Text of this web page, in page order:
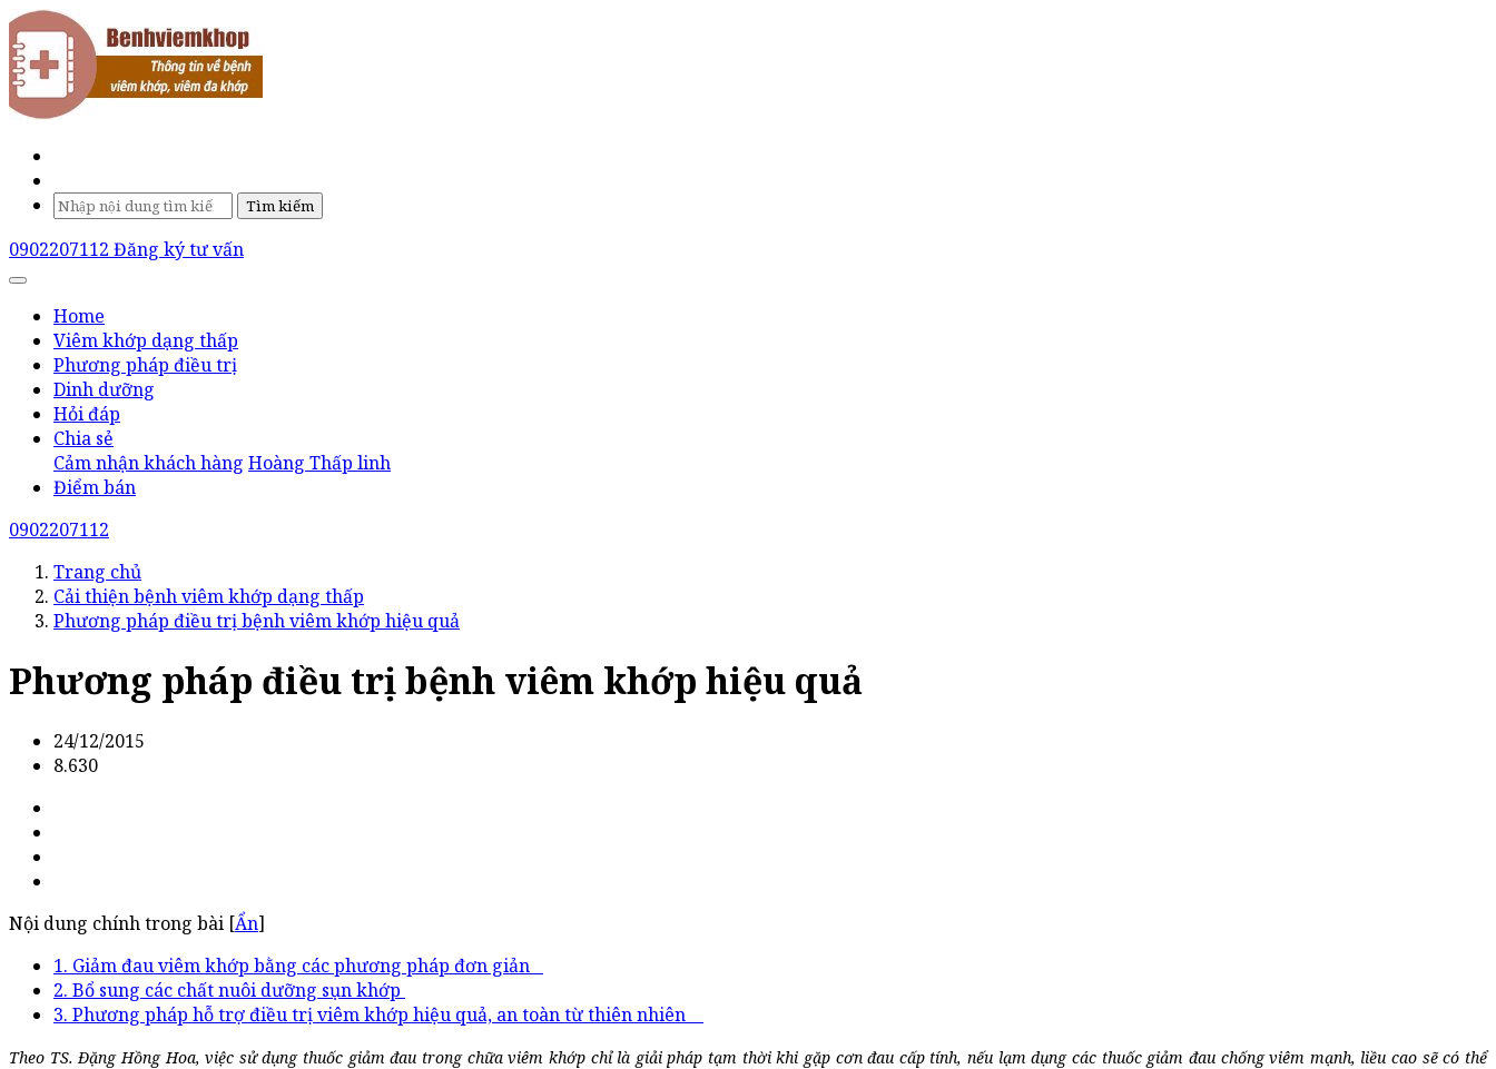
Tìm kiếm
0902207112 Đăng ký tư vấn
Home
Viêm khớp dạng thấp
Phương pháp điều trị
Dinh dưỡng
Hỏi đáp
Chia sẻ
Cảm nhận khách hàng Hoàng Thấp linh
Điểm bán
0902207112
Trang chủ
Cải thiện bệnh viêm khớp dạng thấp
Phương pháp điều trị bệnh viêm khớp hiệu quả
Phương pháp điều trị bệnh viêm khớp hiệu quả
24/12/2015
8.630
Nội dung chính trong bài [Ẩn]
1. Giảm đau viêm khớp bằng các phương pháp đơn giản
2. Bổ sung các chất nuôi dưỡng sụn khớp
3. Phương pháp hỗ trợ điều trị viêm khớp hiệu quả, an toàn từ thiên nhiên
Theo TS. Đặng Hồng Hoa, việc sử dụng thuốc giảm đau trong chữa viêm khớp chỉ là giải pháp tạm thời khi gặp cơn đau cấp tính, nếu lạm dụng các thuốc giảm đau chống viêm mạnh, liều cao sẽ có thể